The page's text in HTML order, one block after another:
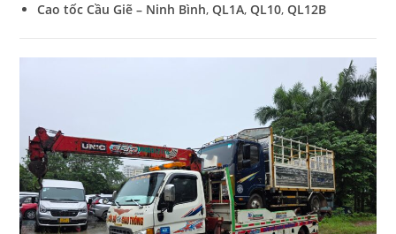
Cao tốc Cầu Giẽ – Ninh Bình,QL1A,QL10,QL12B